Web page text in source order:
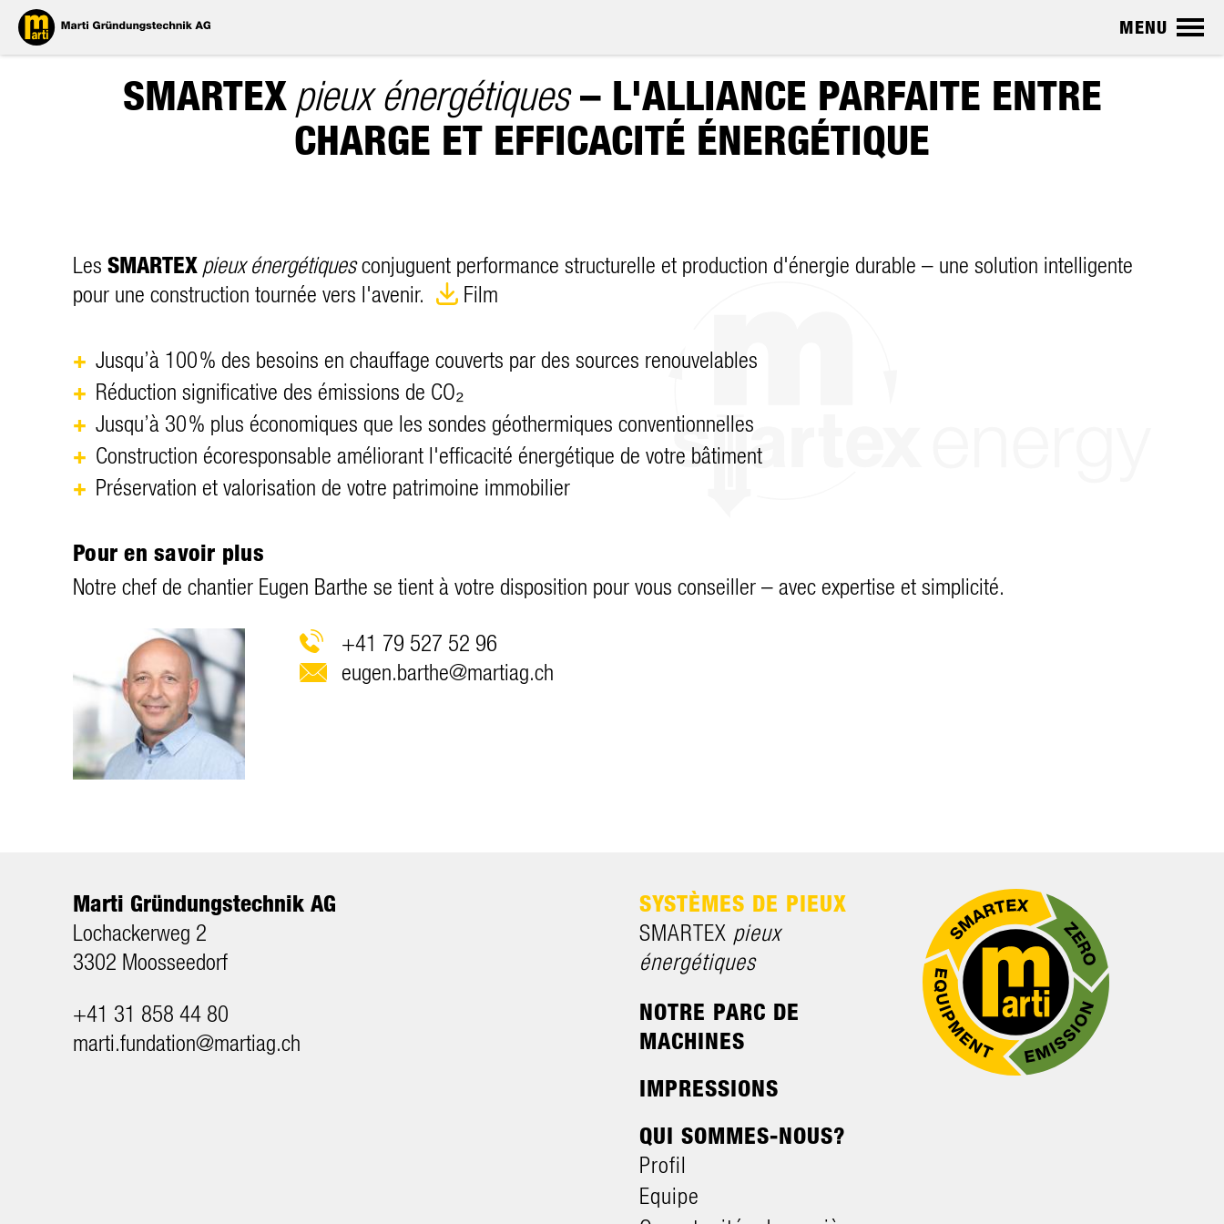
MENU
SMARTEX pieux énergétiques– L'ALLIANCE PARFAITE ENTRE
CHARGE ET EFFICACITÉ ÉNERGÉTIQUE
Les SMARTEX pieux énergétiquesconjuguent performance structurelle et production d'énergie durable – une solution intelligente
pour une construction tournée vers l'avenir.
Film
Jusqu’à 100 % des besoins en chauffage couverts par des sources renouvelables
Réduction significative des émissions de CO₂
Jusqu’à 30 % plus économiques que les sondes géothermiques conventionnelles
Construction écoresponsable améliorant l'efficacité énergétique de votre bâtiment
Préservation et valorisation de votre patrimoine immobilier
Pour en savoir plus
Notre chef de chantier Eugen Barthe se tient à votre disposition pour vous conseiller – avec expertise et simplicité.
+41 79 527 52 96
g n b rth m rt g ch
Marti Gründungstechnik AG
Lochackerweg 2
3302 Moosseedorf
+41 31 858 44 80
m rt f nd t n m rt g ch
SYSTÈMES DE PIEUX
SMARTEX pieux
énergétiques
NOTRE PARC DE
MACHINES
IMPRESSIONS
QUI SOMMES-NOUS?
Profil
Equipe